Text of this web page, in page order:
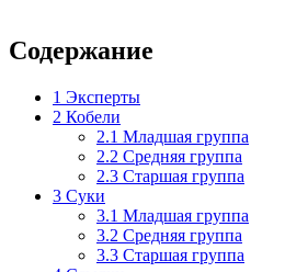
Содержание
1 Эксперты
2 Кобели
2.1 Младшая группа
2.2 Средняя группа
2.3 Старшая группа
3 Суки
3.1 Младшая группа
3.2 Средняя группа
3.3 Старшая группа